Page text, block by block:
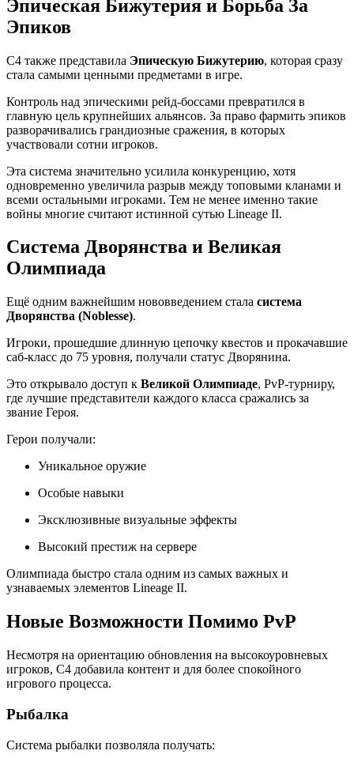
Эпическая Бижутерия и Борьба За
Эпиков
C4 также представила Эпическую Бижутерию, которая сразу
стала самыми ценными предметами в игре.
Контроль над эпическими рейд-боссами превратился в
главную цель крупнейших альянсов. За право фармить эпиков
разворачивались грандиозные сражения, в которых
участвовали сотни игроков.
Эта система значительно усилила конкуренцию, хотя
одновременно увеличила разрыв между топовыми кланами и
всеми остальными игроками. Тем не менее именно такие
войны многие считают истинной сутью Lineage II.
Система Дворянства и Великая
Олимпиада
Ещё одним важнейшим нововведением стала система
Дворянства (Noblesse).
Игроки, прошедшие длинную цепочку квестов и прокачавшие
саб-класс до 75 уровня, получали статус Дворянина.
Это открывало доступ к Великой Олимпиаде, PvP-турниру,
где лучшие представители каждого класса сражались за
звание Героя.
Герои получали:
Уникальное оружие
Особые навыки
Эксклюзивные визуальные эффекты
Высокий престиж на сервере
Олимпиада быстро стала одним из самых важных и
узнаваемых элементов Lineage II.
Новые Возможности Помимо PvP
Несмотря на ориентацию обновления на высокоуровневых
игроков, C4 добавила контент и для более спокойного
игрового процесса.
Рыбалка
Система рыбалки позволяла получать: